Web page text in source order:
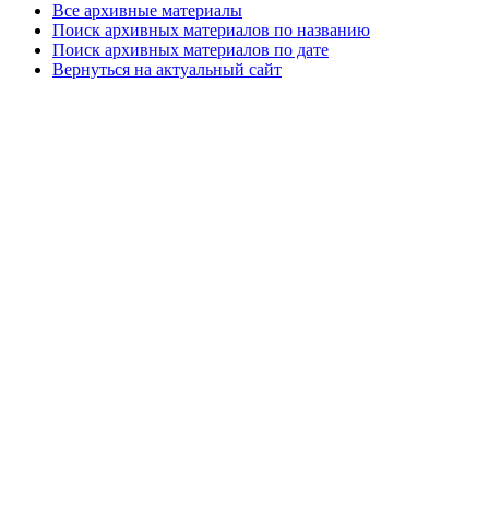
Все архивные материалы
Поиск архивных материалов по названию
Поиск архивных материалов по дате
Вернуться на актуальный сайт